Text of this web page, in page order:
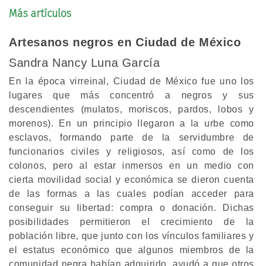
Más artículos
Artesanos negros en Ciudad de México
Sandra Nancy Luna García
En la época virreinal, Ciudad de México fue uno los
lugares que más concentró a negros y sus
descendientes (mulatos, moriscos, pardos, lobos y
morenos). En un principio llegaron a la urbe como
esclavos, formando parte de la servidumbre de
funcionarios civiles y religiosos, así como de los
colonos, pero al estar inmersos en un medio con
cierta movilidad social y económica se dieron cuenta
de las formas a las cuales podían acceder para
conseguir su libertad: compra o donación. Dichas
posibilidades permitieron el crecimiento de la
población libre, que junto con los vínculos familiares y
el estatus económico que algunos miembros de la
comunidad negra habían adquirido, ayudó a que otros